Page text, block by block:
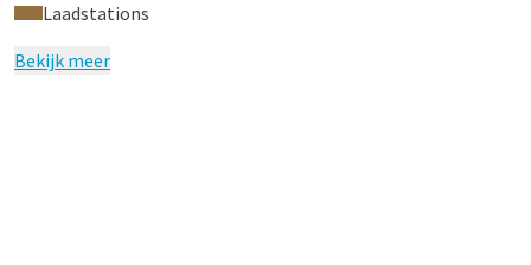
Laadstations
Bekijk meer